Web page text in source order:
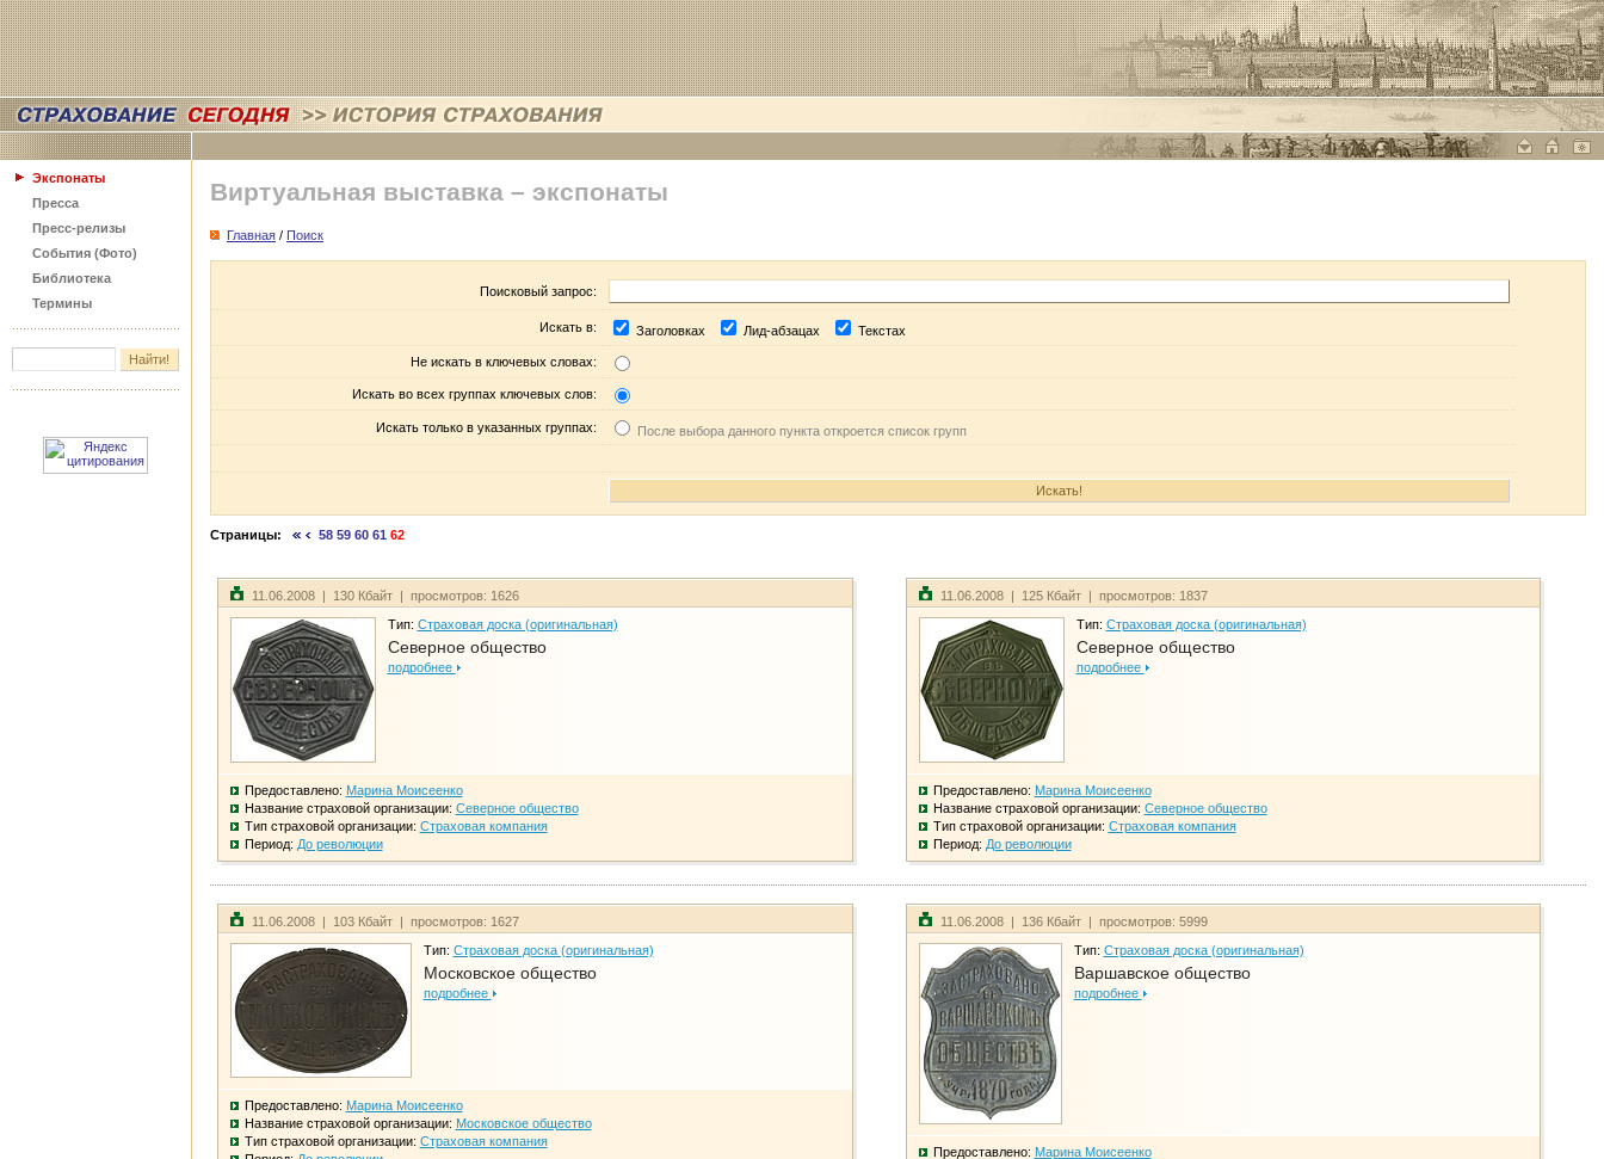
Экспонаты
Пресса
Пресс-релизы
События (Фото)
Библиотека
Термины
Виртуальная выставка – экспонаты
Главная / Поиск
Поисковый запрос:
Искать в: Заголовках Лид-абзацах Текстах
Не искать в ключевых словах:
Искать во всех группах ключевых слов:
Искать только в указанных группах: После выбора данного пункта откроется список групп
Страницы: 58 59 60 61 62
11.06.2008 | 130 Кбайт | просмотров: 1626
Тип: Страховая доска (оригинальная)
Северное общество
подробнее
Предоставлено: Марина Моисеенко
Название страховой организации: Северное общество
Тип страховой организации: Страховая компания
Период: До революции
11.06.2008 | 125 Кбайт | просмотров: 1837
Тип: Страховая доска (оригинальная)
Северное общество
подробнее
Предоставлено: Марина Моисеенко
Название страховой организации: Северное общество
Тип страховой организации: Страховая компания
Период: До революции
11.06.2008 | 103 Кбайт | просмотров: 1627
Тип: Страховая доска (оригинальная)
Московское общество
подробнее
Предоставлено: Марина Моисеенко
Название страховой организации: Московское общество
Тип страховой организации: Страховая компания
11.06.2008 | 136 Кбайт | просмотров: 5999
Тип: Страховая доска (оригинальная)
Варшавское общество
подробнее
Предоставлено: Марина Моисеенко